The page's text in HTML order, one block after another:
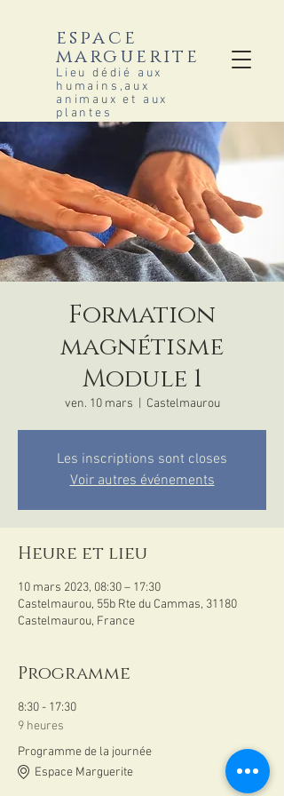
espace
marguerite
Lieu dédié aux
humains,aux
animaux et aux
plantes
Formation
magnétisme
Module 1
ven. 10 mars Castelmaurou
Les inscriptions sont closes
Voir autres événements
Heure et lieu
10 mars 2023, 08:30 – 17:30
Castelmaurou, 55b Rte du Cammas, 31180
Castelmaurou, France
Programme
8:30 - 17:30
9 heures
Programme de la journée
Espace Marguerite